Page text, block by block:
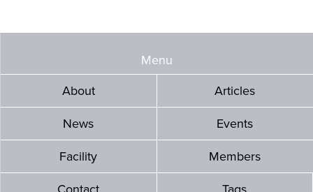
Menu
About
Articles
News Events
Facility Members
Contact Tags